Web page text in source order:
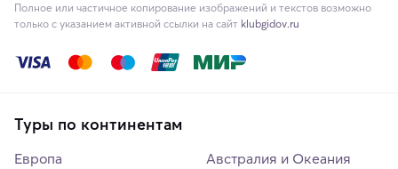
Полное или частичное копирование изображений и текстов возможно
только с указанием активной ссылки на сайт klubgidov.ru
Туры по континентам
Европа
Австралия и Океания